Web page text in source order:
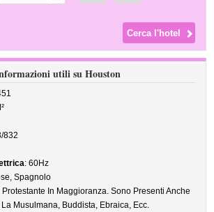
utili su Houston
832
: 60Hz
Spagnolo
Protestante In Maggioranza. Sono Presenti Anche
Musulmana, Buddista, Ebraica, Ecc.